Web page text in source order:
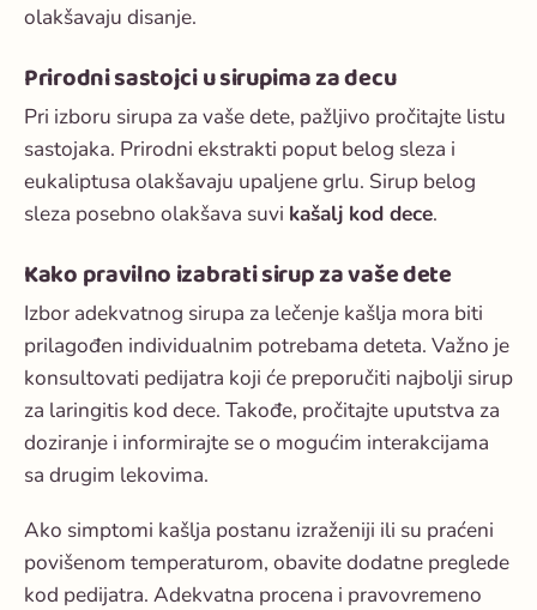
olakšavaju disanje.
Prirodni sastojci u sirupima za decu
Pri izboru sirupa za vaše dete, pažljivo pročitajte listu
sastojaka. Prirodni ekstrakti poput belog sleza i
eukaliptusa olakšavaju upaljene grlu. Sirup belog
sleza posebno olakšava suvi kašalj kod dece.
Kako pravilno izabrati sirup za vaše dete
Izbor adekvatnog sirupa za lečenje kašlja mora biti
prilagođen individualnim potrebama deteta. Važno je
konsultovati pedijatra koji će preporučiti najbolji sirup
za laringitis kod dece. Takođe, pročitajte uputstva za
doziranje i informirajte se o mogućim interakcijama
sa drugim lekovima.
Ako simptomi kašlja postanu izraženiji ili su praćeni
povišenom temperaturom, obavite dodatne preglede
kod pedijatra. Adekvatna procena i pravovremeno